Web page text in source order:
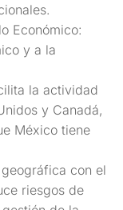
Económico:
y a la
la actividad
y Canadá,
México tiene
con el
riesgos de